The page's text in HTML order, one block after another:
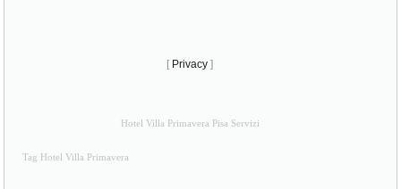
[ Privacy ]
Hotel Villa Primavera Pisa Servizi
Tag Hotel Villa Primavera